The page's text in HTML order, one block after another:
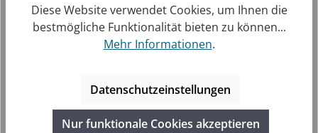
BESCHREIBUNG
DIE UNIVERSELLE RAM MOUNT TAB-TITE
Diese Website verwendet Cookies, um Ihnen die
bestmögliche Funktionalität bieten zu können...
Mehr Informationen.
Datenschutzeinstellungen
Nur funktionale Cookies akzeptieren